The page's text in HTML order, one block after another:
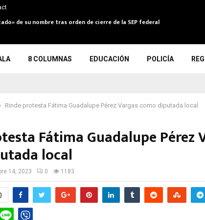
de su nombre tras orden de cierre de la SEP federal
8 COLUMNAS EDUCACIÓN POLICÍA
Rinde protesta Fátima Guadalupe Pérez Vargas como diputada local
Fátima Guadalupe Pérez
local
14, 2023 0 1183